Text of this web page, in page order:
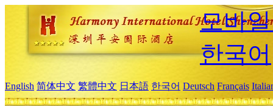
모바
한국어
English 简体中文 繁體中文 日本語 한국어 Deutsch Français